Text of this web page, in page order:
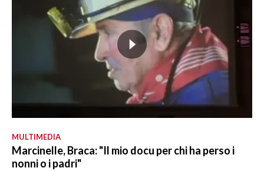
MULTIMEDIA
Marcinelle, Braca: "Il mio docu per chi ha perso i
nonni o i padri"